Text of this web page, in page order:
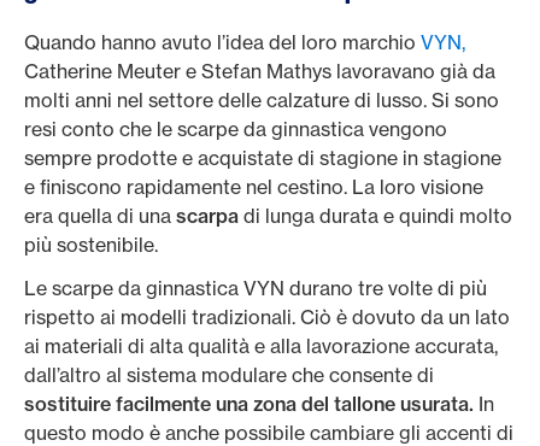
Quando hanno avuto l’idea del loro marchio VYN,
Catherine Meuter e Stefan Mathys lavoravano già da
molti anni nel settore delle calzature di lusso. Si sono
resi conto che le scarpe da ginnastica vengono
sempre prodotte e acquistate di stagione in stagione
e finiscono rapidamente nel cestino. La loro visione
era quella di una scarpa di lunga durata e quindi molto
più sostenibile.
Le scarpe da ginnastica VYN durano tre volte di più
rispetto ai modelli tradizionali. Ciò è dovuto da un lato
ai materiali di alta qualità e alla lavorazione accurata,
dall’altro al sistema modulare che consente di
sostituire facilmente una zona del tallone usurata. In
questo modo è anche possibile cambiare gli accenti di